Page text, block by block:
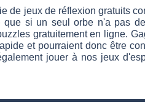
de jeux de réflexion gratuits
que si un seul orbe n'a pas
gratuitement en ligne.
et pourraient donc être
jouer à nos jeux